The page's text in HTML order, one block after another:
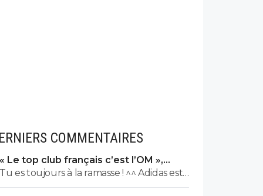
COMMENTAIRES
« Le top club français c’est l’OM »,
Adidas bouscule le PSG
Tu es toujours à la ramasse ! ^^ Adidas est
l'équipementier de l'OL depuis 2010. 😏